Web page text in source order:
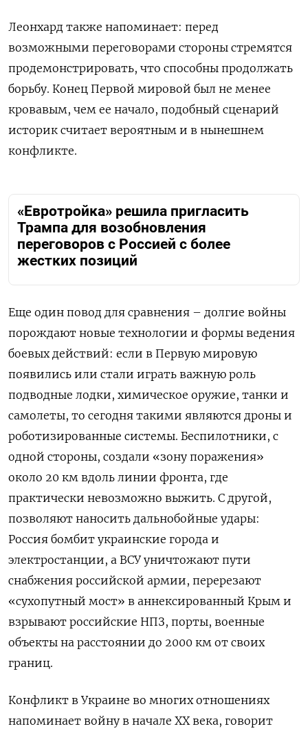
Леонхард также напоминает: перед
возможными переговорами стороны стремятся
продемонстрировать, что способны продолжать
борьбу. Конец Первой мировой был не менее
кровавым, чем ее начало, подобный сценарий
историк считает вероятным и в нынешнем
конфликте.
«Евротройка» решила пригласить
Трампа для возобновления
переговоров с Россией с более
жестких позиций
Еще один повод для сравнения – долгие войны
порождают новые технологии и формы ведения
боевых действий: если в Первую мировую
появились или стали играть важную роль
подводные лодки, химическое оружие, танки и
самолеты, то сегодня такими являются дроны и
роботизированные системы. Беспилотники, с
одной стороны, создали «зону поражения»
около 20 км вдоль линии фронта, где
практически невозможно выжить. С другой,
позволяют наносить дальнобойные удары:
Россия бомбит украинские города и
электростанции, а ВСУ уничтожают пути
снабжения российской армии, перерезают
«сухопутный мост» в аннексированный Крым и
взрывают российские НПЗ, порты, военные
объекты на расстоянии до 2000 км от своих
границ.
Конфликт в Украине во многих отношениях
напоминает войну в начале ХХ века, говорит